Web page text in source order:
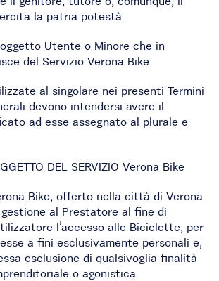
la patria potestà.
Utente o Minore che in
del Servizio Verona Bike.
al singolare nei presenti Termini
devono intendersi avere il
ad esse assegnato al plurale e
DEL SERVIZIO Verona Bike
Bike, offerto nella città di Verona
al Prestatore al fine di
l’accesso alle Biciclette, per
a fini esclusivamente personali e,
esclusione di qualsivoglia finalità
o agonistica.